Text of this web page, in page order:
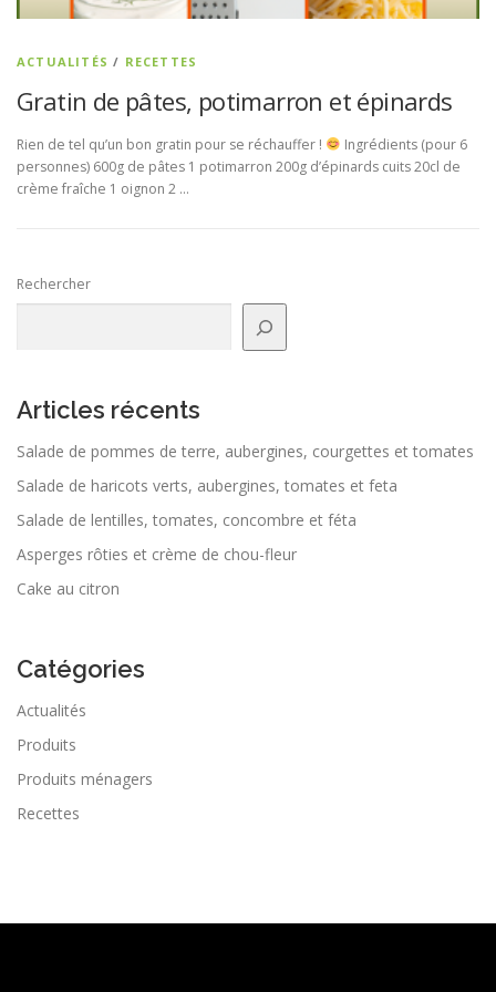
ACTUALITÉS / RECETTES
Gratin de pâtes, potimarron et épinards
Rien de tel qu’un bon gratin pour se réchauffer !
Ingrédients (pour 6
personnes) 600g de pâtes 1 potimarron 200g d’épinards cuits 20cl de
crème fraîche 1 oignon 2 …
Rechercher
Articles récents
Salade de pommes de terre, aubergines, courgettes et tomates
Salade de haricots verts, aubergines, tomates et feta
Salade de lentilles, tomates, concombre et féta
Asperges rôties et crème de chou-fleur
Cake au citron
Catégories
Actualités
Produits
Produits ménagers
Recettes